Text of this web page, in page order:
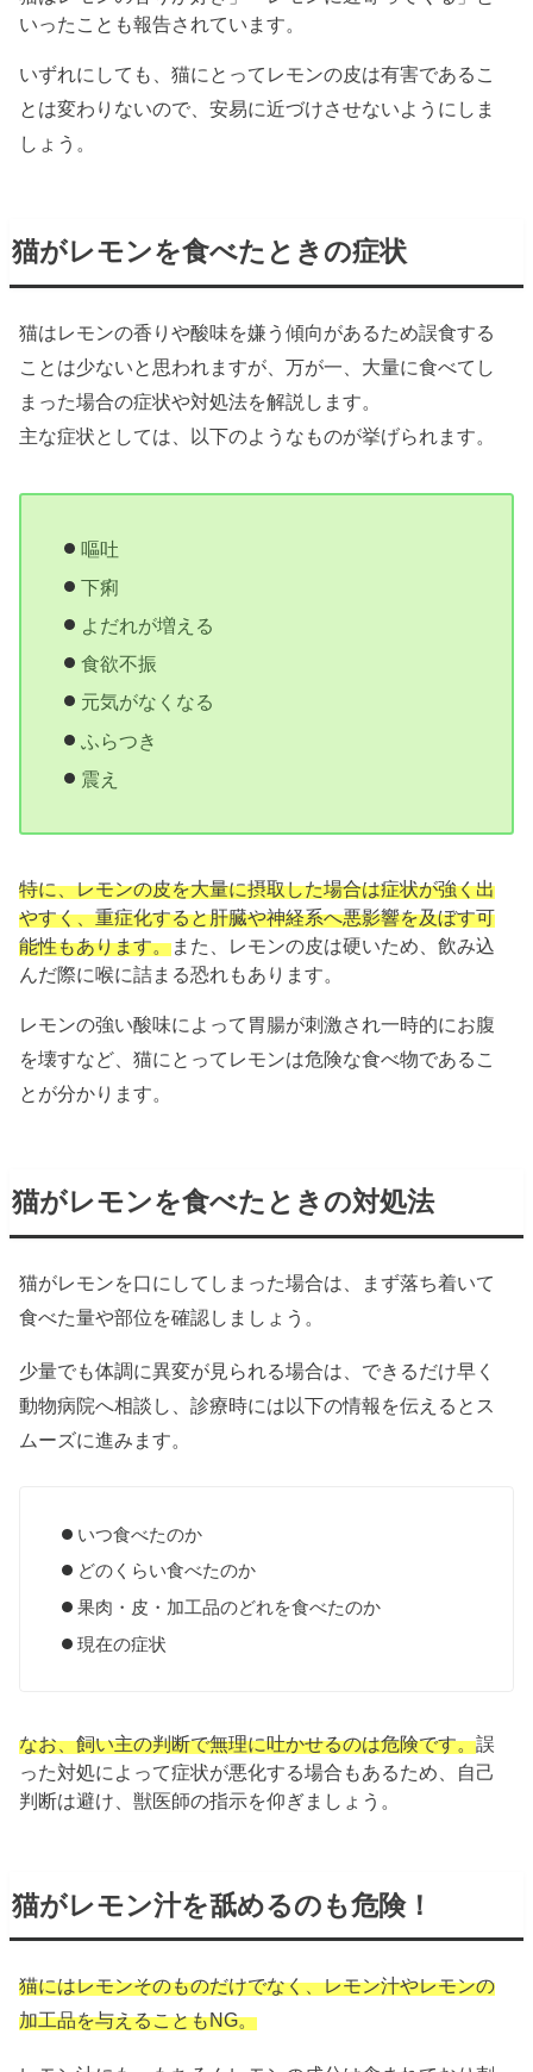
いったことも報告されています。
いずれにしても、猫にとってレモンの皮は有害であるこ
とは変わりないので、安易に近づけさせないようにしま
しょう。
猫がレモンを食べたときの症状
猫はレモンの香りや酸味を嫌う傾向があるため誤食する
ことは少ないと思われますが、万が一、大量に食べてし
まった場合の症状や対処法を解説します。
主な症状としては、以下のようなものが挙げられます。
嘔吐
下痢
よだれが増える
食欲不振
元気がなくなる
ふらつき
震え
特に、レモンの皮を大量に摂取した場合は症状が強く出
やすく、重症化すると肝臓や神経系へ悪影響を及ぼす可
能性もあります。また、レモンの皮は硬いため、飲み込
んだ際に喉に詰まる恐れもあります。
レモンの強い酸味によって胃腸が刺激され一時的にお腹
を壊すなど、猫にとってレモンは危険な食べ物であるこ
とが分かります。
猫がレモンを食べたときの対処法
猫がレモンを口にしてしまった場合は、まず落ち着いて
食べた量や部位を確認しましょう。
少量でも体調に異変が見られる場合は、できるだけ早く
動物病院へ相談し、診療時には以下の情報を伝えるとス
ムーズに進みます。
いつ食べたのか
どのくらい食べたのか
果肉・皮・加工品のどれを食べたのか
現在の症状
なお、飼い主の判断で無理に吐かせるのは危険です。誤
った対処によって症状が悪化する場合もあるため、自己
判断は避け、獣医師の指示を仰ぎましょう。
猫がレモン汁を舐めるのも危険！
猫にはレモンそのものだけでなく、レモン汁やレモンの
加工品を与えることもNG。